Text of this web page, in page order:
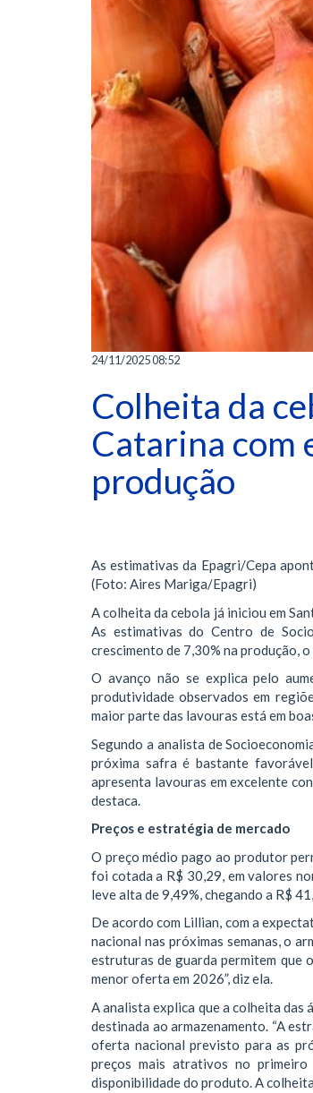
24/11/2025 08:52
Colheita da
Catarina com
produção
As estimativas da Epagri/Cepa
(Foto: Aires Mariga/Epagri)
A colheita da cebola já iniciou em
As estimativas do Centro de
crescimento de 7,30% na produção,
O avanço não se explica pelo
produtividade observados em
maior parte das lavouras está em
Segundo a analista de
próxima safra é bastante
apresenta lavouras em excelente
destaca.
Preços e estratégia de mercado
O preço médio pago ao produtor
foi cotada a R$ 30,29, em valores
leve alta de 9,49%, chegando a R$
De acordo com Lillian, com a
nacional nas próximas semanas, o
estruturas de guarda permitem que
menor oferta em 2026”, diz ela.
A analista explica que a colheita das
destinada ao armazenamento. “A
oferta nacional previsto para as
preços mais atrativos no
disponibilidade do produto. A